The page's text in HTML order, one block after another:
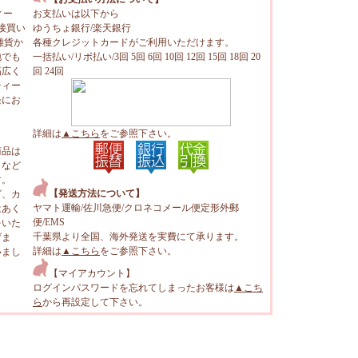
ー
買い
貨か
も
く
ー
お
は
ど
カ
く
た
し
お支払いは以下から
ゆうちょ銀行/楽天銀行
各種クレジットカードがご利用いただけます。
一括払い/リボ払い/3回 5回 6回 10回 12回 15回 18回 20
回 24回
詳細は ▲こちら をご参照下さい。
【発送方法について】
ヤマト運輸/佐川急便/クロネコメール便定形外郵
便/EMS
千葉県より全国、海外発送を実費にて承ります。
詳細は ▲こちら をご参照下さい。
【マイアカウント】
ログインパスワードを忘れてしまったお客様は ▲こち
らから再設定して下さい。